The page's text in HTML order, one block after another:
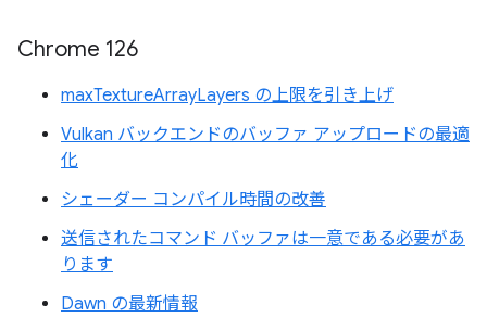
Chrome 126
maxTextureArrayLayers の上限を引き上げ
Vulkan バックエンドのバッファ アップロードの最適
化
シェーダー コンパイル時間の改善
送信されたコマンド バッファは一意である必要があ
ります
Dawn の最新情報